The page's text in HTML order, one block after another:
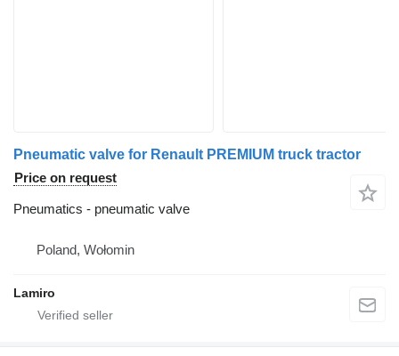
Pneumatic valve for Renault PREMIUM truck tractor
Price on request
Pneumatics - pneumatic valve
Poland, Wołomin
Lamiro